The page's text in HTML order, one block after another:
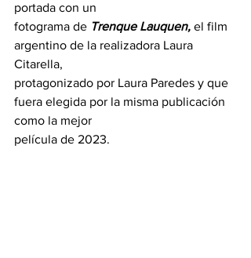
portada con un
fotograma de Trenque Lauquen, el film
argentino de la realizadora Laura
Citarella,
protagonizado por Laura Paredes y que
fuera elegida por la misma publicación
como la mejor
película de 2023.